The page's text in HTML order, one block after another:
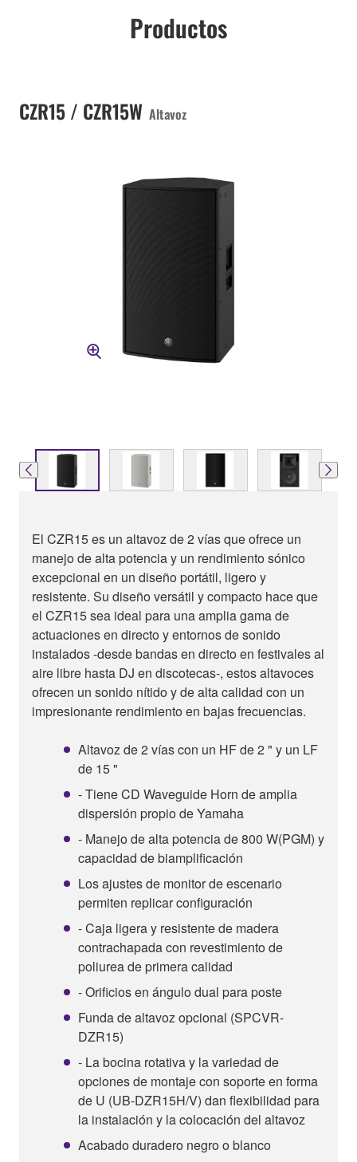
Productos
CZR15 / CZR15W Altavoz
El CZR15 es un altavoz de 2 vías que ofrece un
manejo de alta potencia y un rendimiento sónico
excepcional en un diseño portátil, ligero y
resistente. Su diseño versátil y compacto hace que
el CZR15 sea ideal para una amplia gama de
actuaciones en directo y entornos de sonido
instalados -desde bandas en directo en festivales al
aire libre hasta DJ en discotecas-, estos altavoces
ofrecen un sonido nítido y de alta calidad con un
impresionante rendimiento en bajas frecuencias.
Altavoz de 2 vías con un HF de 2 " y un LF
de 15 "
- Tiene CD Waveguide Horn de amplia
dispersión propio de Yamaha
- Manejo de alta potencia de 800 W(PGM) y
capacidad de biamplificación
Los ajustes de monitor de escenario
permiten replicar configuración
- Caja ligera y resistente de madera
contrachapada con revestimiento de
poliurea de primera calidad
- Orificios en ángulo dual para poste
Funda de altavoz opcional (SPCVR-
DZR15)
- La bocina rotativa y la variedad de
opciones de montaje con soporte en forma
de U (UB-DZR15H/V) dan flexibilidad para
la instalación y la colocación del altavoz
Acabado duradero negro o blanco